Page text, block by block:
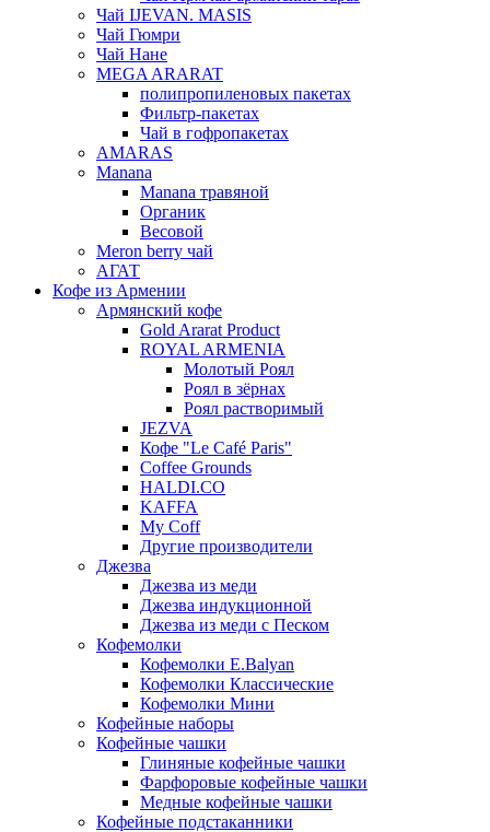
Чай IJEVAN. MASIS
Чай Гюмри
Чай Нане
MEGA ARARAT
полипропиленовых пакетах
Фильтр-пакетах
Чай в гофропакетах
AMARAS
Manana
Manana травяной
Органик
Весовой
Meron berry чай
АГАТ
Кофе из Армении
Армянский кофе
Gold Ararat Product
ROYAL ARMENIA
Молотый Роял
Роял в зёрнах
Роял растворимый
JEZVA
Кофе "Le Café Paris"
Coffee Grounds
HALDI.CO
KAFFA
My Coff
Другие производители
Джезва
Джезва из меди
Джезва индукционной
Джезва из меди с Песком
Кофемолки
Кофемолки E.Balyan
Кофемолки Классические
Кофемолки Мини
Кофейные наборы
Кофейные чашки
Глиняные кофейные чашки
Фарфоровые кофейные чашки
Медные кофейные чашки
Кофейные подстаканники